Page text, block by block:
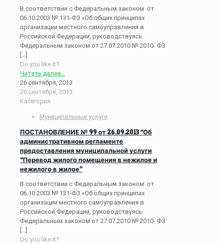
В соответствии с Федеральным законом от
06.10.2003 № 131-ФЗ «Об общих принципах
организации местного самоуправления в
Российской Федерации, руководствуясь
Федеральным законом от 27.07.2010 № 2010- ФЗ
[…]
Do you like it?
Читать далее...
26 сентября, 2013
26 сентября, 2013
Категория
Муниципальные услуги
ПОСТАНОВЛЕНИЕ № 99 от 26.09.2013 “Об
административном регламенте
предоставления муниципальной услуги
“Перевод жилого помещения в нежилое и
нежилого в жилое”
В соответствии с Федеральным законом от
06.10.2003 № 131-ФЗ «Об общих принципах
организации местного самоуправления в
Российской Федерации, руководствуясь
Федеральным законом от 27.07.2010 № 2010- ФЗ
[…]
Do you like it?